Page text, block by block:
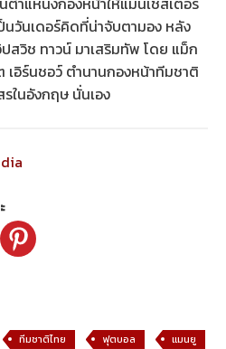
วันเดอร์คิดที่น่าจับตามอง หลัง
สวิช ทาวน์ มาเสริมทัพ โดย แม็ก
เอิร์นชอว์ ตำนานกองหน้าทีมชาติ
ในอังกฤษ นั่นเอง
ทีมชาติไทย ฟุตบอล แมนยู